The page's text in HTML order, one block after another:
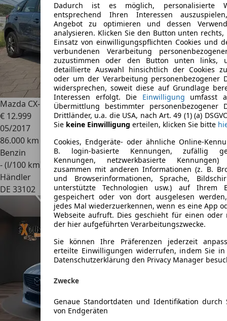
Dadurch ist es möglich, personalisierte
entsprechend Ihren Interessen
Angebot zu optimieren und dessen
analysieren. Klicken Sie den Button unten
Einsatz von einwilligungspflichten Cookies und
verbundenen Verarbeitung
zuzustimmen oder den Button unten links,
detaillierte Auswahl hinsichtlich der Cookies
oder um der Verarbeitung personenbezogener
widersprechen, soweit diese auf Grundlage
Interessen erfolgt. Die Einwilligung umfasst
Übermittlung bestimmter personenbezogener
Drittländer, u.a. die USA, nach Art. 49 (1) (a)
Sie keine Einwilligung erteilen, klicken Sie bitte
Cookies, Endgeräte- oder ähnliche Online-
B. login-basierte Kennungen, zufällig
Kennungen, netzwerkbasierte Kennungen)
zusammen mit anderen Informationen (z. B.
und Browserinformationen, Sprache,
unterstützte Technologien usw.) auf Ihrem
gespeichert oder von dort ausgelesen
jedes Mal wiederzuerkennen, wenn es eine App
Webseite aufruft. Dies geschieht für einen oder
der hier aufgeführten Verarbeitungszwecke.
Sie können Ihre Präferenzen jederzeit
erteilte Einwilligungen widerrufen, indem Sie
Datenschutzerklärung den Privacy Manager
Zwecke
Genaue Standortdaten und Identifikation durch
von Endgeräten
Mazda CX-5
Prime-Line 2WD Exclusive-Line
€ 12.999
05/2017
86.000 km
Benzin
- (l/100 km)
Händler
DE 33102